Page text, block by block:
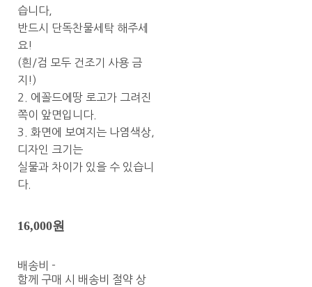
습니다,
반드시 단독찬물세탁 해주세
요!
(흰/검 모두 건조기 사용 금
지!)
2. 에꼴드에땅 로고가 그려진
쪽이 앞면입니다.
3. 화면에 보여지는 나염색상,
디자인 크기는
실물과 차이가 있을 수 있습니
다.
16,000원
배송비 -
함께 구매 시 배송비 절약 상